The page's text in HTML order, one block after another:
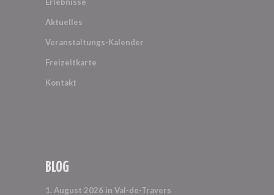
Aktuelles
Veranstaltungs-Kalender
Freizeitkarte
Kontakt
BLOG
1. August 2026 in Val-de-Travers